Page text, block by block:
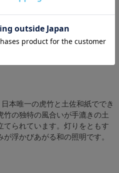
本唯一の虎竹と土佐和紙ででき
の独特の風合いが手漉きの土
られています。灯りをともす
浮かびあがる和の照明です。